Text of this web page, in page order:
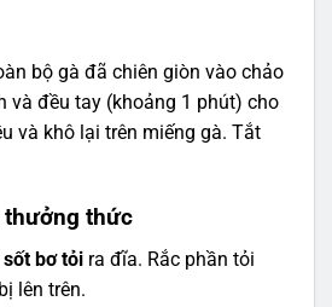
bộ gà đã chiên giòn vào chảo
và đều tay (khoảng 1 phút) cho
và khô lại trên miếng gà. Tắt
thưởng thức
bơ tỏi ra đĩa. Rắc phần tỏi
lên trên.